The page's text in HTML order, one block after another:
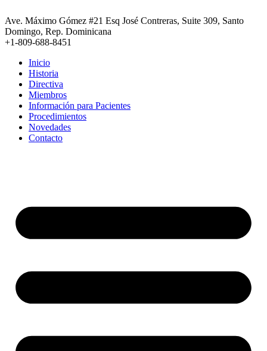
al
contenido
Ave. Máximo Gómez #21 Esq José Contreras, Suite 309, Santo
Domingo, Rep. Dominicana
+1-809-688-8451
Inicio
Historia
Directiva
Miembros
Información para Pacientes
Procedimientos
Novedades
Contacto